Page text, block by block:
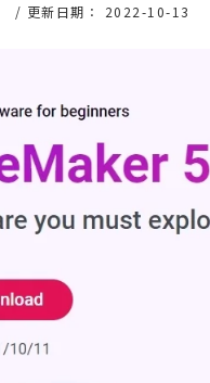
/ 更新日期： 2022-10-13